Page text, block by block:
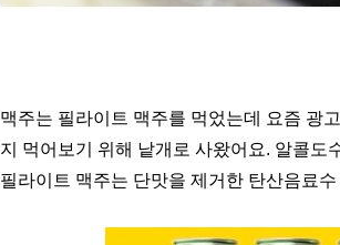
맥주는 필라이트 맥주를 먹었는데 요즘 광
지 먹어보기 위해 낱개로 사왔어요. 알콜도
필라이트 맥주는 단맛을 제거한 탄산음료